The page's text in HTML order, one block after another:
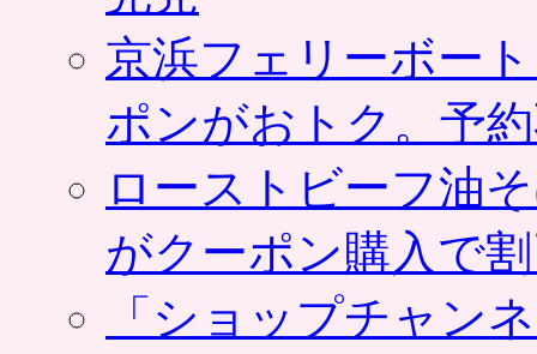
京浜フェリーボー
ポンがおトク。予
ローストビーフ油
がクーポン購入で
「ショップチャン